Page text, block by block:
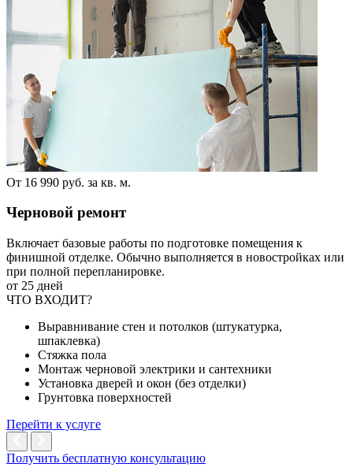
От 16 990 руб. за кв. м.
Черновой ремонт
Включает базовые работы по подготовке помещения к
финишной отделке. Обычно выполняется в новостройках или
при полной перепланировке.
от 25 дней
ЧТО ВХОДИТ?
Выравнивание стен и потолков (штукатурка,
шпаклевка)
Стяжка пола
Монтаж черновой электрики и сантехники
Установка дверей и окон (без отделки)
Грунтовка поверхностей
Перейти к услуге
Получить бесплатную консультацию